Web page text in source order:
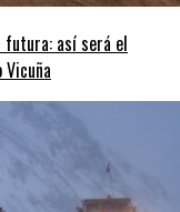
así será el